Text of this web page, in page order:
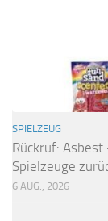
SPIELZEUG
Rückruf:
Spielzeuge
6 AUG., 2026